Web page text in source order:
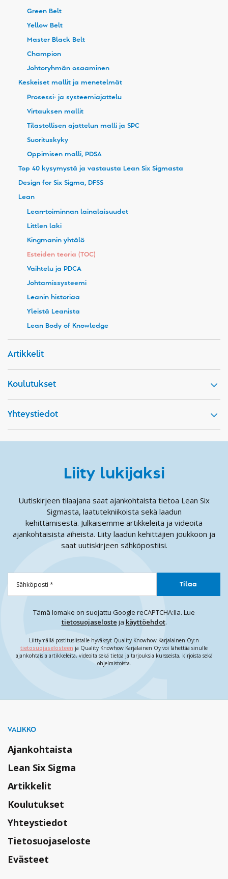
Green Belt
Yellow Belt
Master Black Belt
Champion
Johtoryhmän osaaminen
Keskeiset mallit ja menetelmät
Prosessi- ja systeemiajattelu
Virtauksen mallit
Tilastollisen ajattelun malli ja SPC
Suorituskyky
Oppimisen malli, PDSA
Top 40 kysymystä ja vastausta Lean Six Sigmasta
Design for Six Sigma, DFSS
Lean
Lean-toiminnan lainalaisuudet
Littlen laki
Kingmanin yhtälö
Esteiden teoria (TOC)
Vaihtelu ja PDCA
Johtamissysteemi
Leanin historiaa
Yleistä Leanista
Lean Body of Knowledge
Artikkelit
Koulutukset
Yhteystiedot
Liity lukijaksi
Uutiskirjeen tilaajana saat ajankohtaista tietoa Lean Six
Sigmasta, laatutekniikoista sekä laadun
kehittämisestä. Julkaisemme artikkeleita ja videoita
ajankohtaisista aiheista. Liity laadun kehittäjien joukkoon ja
saat uutiskirjeen sähköpostiisi.
Tämä lomake on suojattu Google reCAPTCHA:lla. Lue
tietosuojaseloste ja käyttöehdot.
Liittymällä postituslistalle hyväksyt Quality Knowhow Karjalainen Oy:n
tietosuojaselosteen ja Quality Knowhow Karjalainen Oy voi lähettää sinulle
ajankohtaisia artikkeleita, videoita sekä tietoa ja tarjouksia kursseista, kirjoista sekä
ohjelmistoista.
VALIKKO
Ajankohtaista
Lean Six Sigma
Artikkelit
Koulutukset
Yhteystiedot
Tietosuojaseloste
Evästeet